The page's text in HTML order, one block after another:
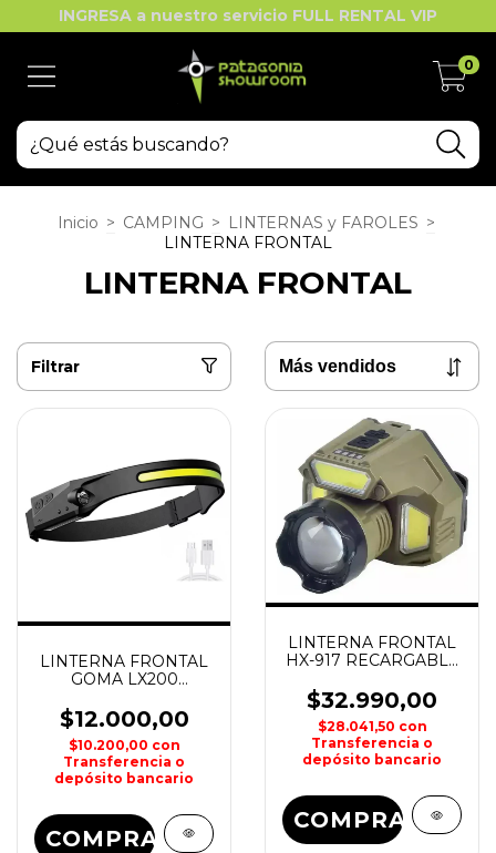
INGRESA a nuestro servicio FULL RENTAL VIP
0
Inicio > CAMPING > LINTERNAS y FAROLES >
LINTERNA FRONTAL
LINTERNA FRONTAL
Filtrar
LINTERNA FRONTAL
GOMA LX200
$12.000,00
$10.200,00 con
Transferencia o
depósito bancario
COMPRAR
LINTERNA FRONTAL
HX-917 RECARGABLE
ACTIVIDADES
NOCTURNAS
$32.990,00
$28.041,50 con
Transferencia o
depósito bancario
COMPRAR